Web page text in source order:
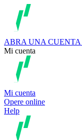
ABRA UNA CUENTA
Mi cuenta
Mi cuenta
Opere online
Help